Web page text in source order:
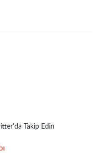
Takip Edin